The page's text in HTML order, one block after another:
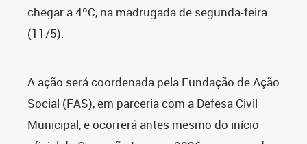
chegar a 4ºC, na madrugada de segunda-feira
(11/5).
A ação será coordenada pela Fundação de Ação
Social (FAS), em parceria com a Defesa Civil
Municipal, e ocorrerá antes mesmo do início